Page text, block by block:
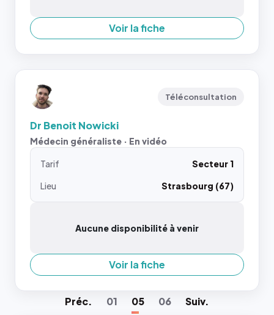
Voir la fiche
Téléconsultation
Dr Benoit Nowicki
Médecin généraliste · En vidéo
Tarif
Secteur 1
Lieu
Strasbourg (67)
Aucune disponibilité à venir
Voir la fiche
Préc. 01 05 06 Suiv.